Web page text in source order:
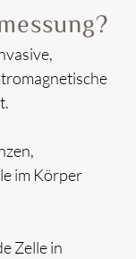
im Körper
Zelle in